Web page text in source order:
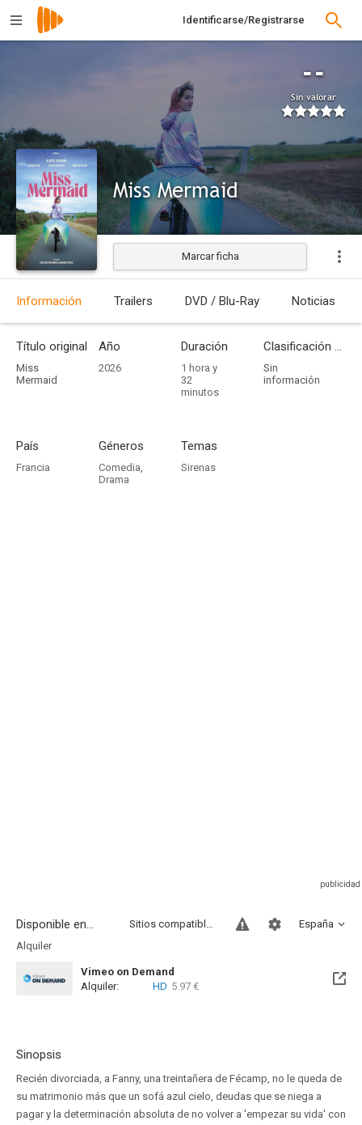
Identificarse/Registrarse
--
Sin valorar
Miss Mermaid
Estrenada
Marcar ficha
Información Trailers DVD / Blu-Ray Noticias
Título original
Miss
Mermaid
Año
2026
Duración
1 hora y
32
minutos
Clasificación por edades
Sin
información
País
Francia
Géneros
Comedia,
Drama
Temas
Sirenas
Disponible en... España
Sitios compatibles
Alquiler
Vimeo on Demand
Alquiler:
HD 5.97 €
Sinopsis
Recién divorciada, a Fanny, una treintañera de Fécamp, no le queda de
su matrimonio más que un sofá azul cielo, deudas que se niega a
pagar y la determinación absoluta de no volver a 'empezar su vida' con